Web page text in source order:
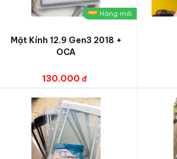
Hàng mới
Mặt Kính 12.9 Gen3 2018 +
OCA
130.000